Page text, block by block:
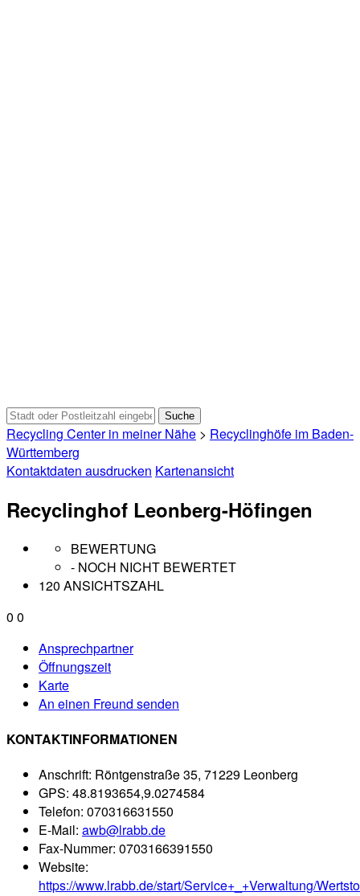
Recycling Center in meiner Nähe > Recyclinghöfe im Baden-
Württemberg
Kontaktdaten ausdrucken Kartenansicht
Recyclinghof Leonberg-Höfingen
BEWERTUNG
- NOCH NICHT BEWERTET
120 ANSICHTSZAHL
0 0
Ansprechpartner
Öffnungszeit
Karte
An einen Freund senden
KONTAKTINFORMATIONEN
Anschrift: Röntgenstraße 35, 71229 Leonberg
GPS: 48.8193654,9.0274584
Telefon: 070316631550
E-Mail: awb@lrabb.de
Fax-Nummer: 0703166391550
Website:
https://www.lrabb.de/start/Service+_+Verwaltung/